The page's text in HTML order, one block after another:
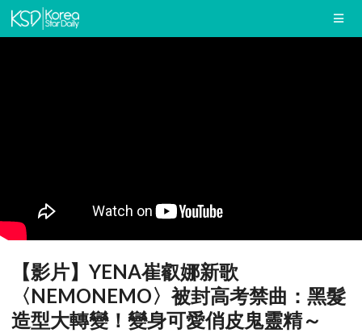
【影片】YENA崔叡娜新歌
〈NEMONEMO〉被封高考禁曲：黑髮
造型大轉變！變身可愛俏皮鬼靈精～